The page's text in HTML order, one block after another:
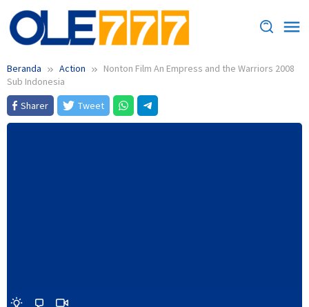
Loncat
ke
konten
Beranda Action
Nonton Film An Empress and the Warriors 2008
Sub Indonesia
Sharer
Tweet